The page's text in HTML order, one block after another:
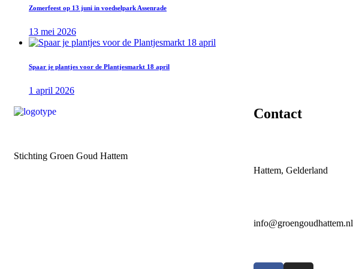
Zomerfeest op 13 juni in voedselpark Assenrade
13 mei 2026
Spaar je plantjes voor de Plantjesmarkt 18 april
1 april 2026
Stichting Groen Goud Hattem
Contact
Hattem, Gelderland
info@groengoudhattem.nl